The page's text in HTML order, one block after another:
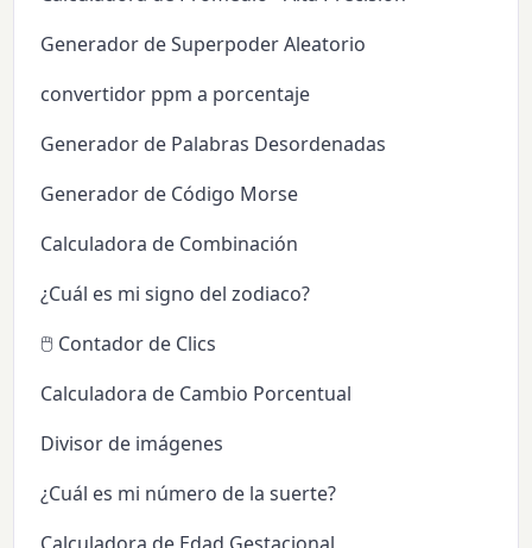
Generador de Superpoder Aleatorio
convertidor ppm a porcentaje
Generador de Palabras Desordenadas
Generador de Código Morse
Calculadora de Combinación
¿Cuál es mi signo del zodiaco?
🖱️ Contador de Clics
Calculadora de Cambio Porcentual
Divisor de imágenes
¿Cuál es mi número de la suerte?